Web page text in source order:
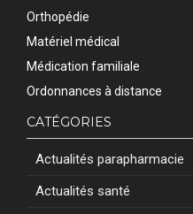
Orthopédie
Matériel médical
Médication familiale
Ordonnances à distance
CATÉGORIES
Actualités parapharmacie
Actualités santé